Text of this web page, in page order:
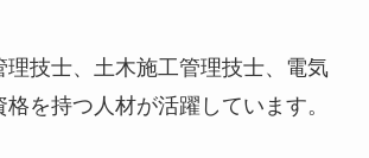
理技士、土木施工管理技士、電気
を持つ人材が活躍しています。